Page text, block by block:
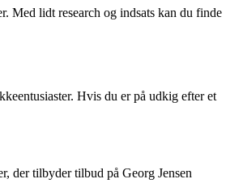
Med lidt research og indsats kan du finde
Hvis du er på udkig efter et
der tilbyder tilbud på Georg Jensen